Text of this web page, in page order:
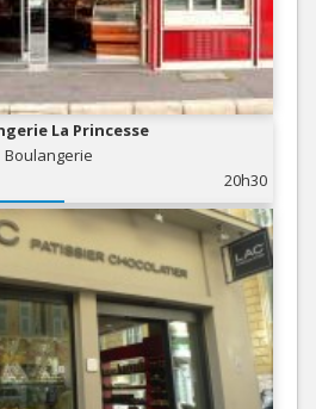
La Princesse
Boulangerie
20h30